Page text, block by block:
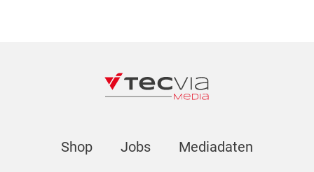
Shop Jobs Mediadaten